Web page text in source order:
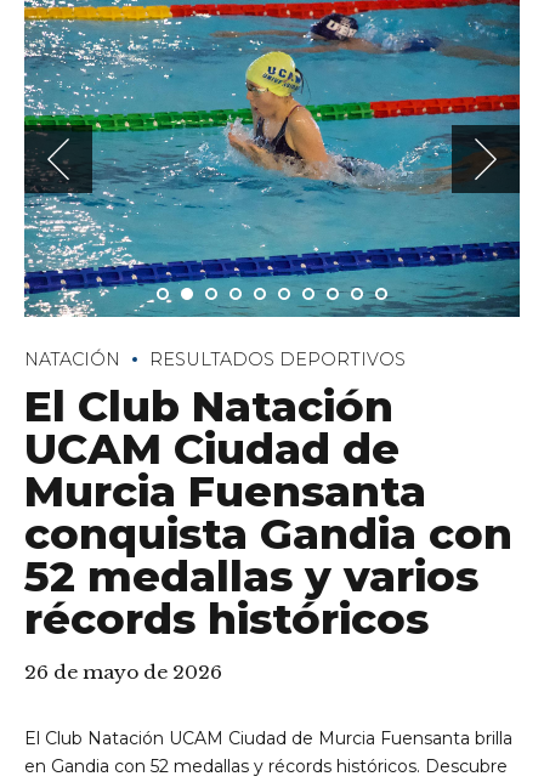
NATACIÓN RESULTADOS DEPORTIVOS
El Club Natación
UCAM Ciudad de
Murcia Fuensanta
conquista Gandia con
52 medallas y varios
récords históricos
26 de mayo de 2026
El Club Natación UCAM Ciudad de Murcia Fuensanta brilla
en Gandia con 52 medallas y récords históricos. Descubre